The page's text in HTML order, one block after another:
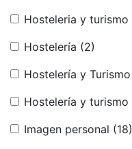
Hosteleria y turismo
Hostelería (2)
Hostelería y Turismo
Hostelería y turismo
Imagen personal (18)